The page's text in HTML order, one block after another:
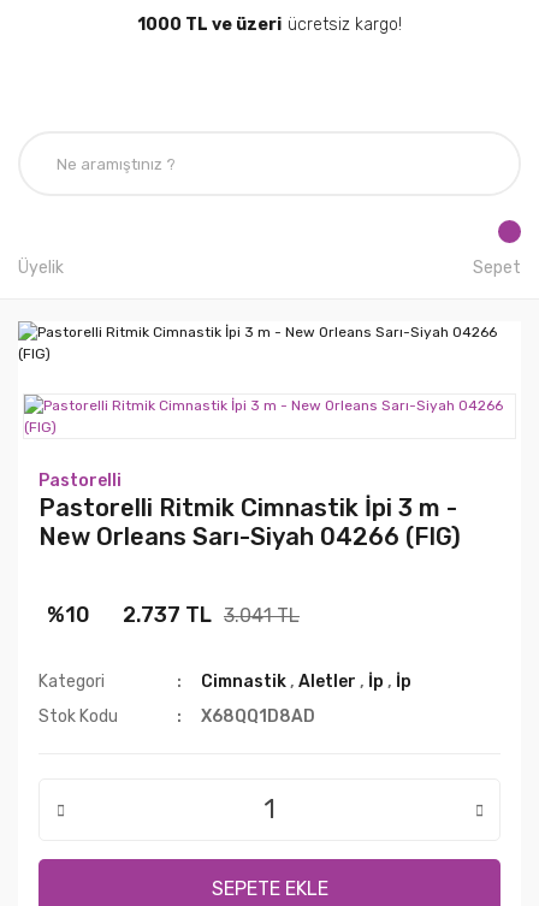
1000 TL ve üzeri ücretsiz kargo!
Üyelik Sepet
Pastorelli
Pastorelli Ritmik Cimnastik İpi 3 m -
New Orleans Sarı-Siyah 04266 (FIG)
%10 2.737 TL 3.041 TL
Kategori Cimnastik,Aletler , İp , İp
Stok Kodu
X68QQ1D8AD
SEPETE EKLE